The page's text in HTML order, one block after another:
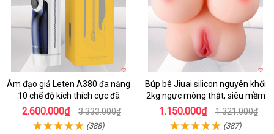
Âm đạo giả Leten A380 đa năng
10 chế độ kích thích cực đã
2.600.000₫ 3.333.000₫
(388)
Búp bê Jiuai silicon nguyên khối
2kg ngực mông thật, siêu mềm
1.150.000₫ 1.321.000₫
(387)